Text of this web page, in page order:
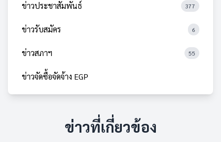
ข่าวประชาสัมพันธ์ 377
ข่าวรับสมัคร 6
ข่าวสภาฯ 55
ข่าวจัดซื้อจัดจ้าง EGP
ข่าวที่เกี่ยวข้อง